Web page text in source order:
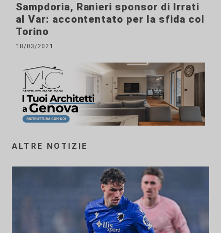
Sampdoria, Ranieri sponsor di Irrati
al Var: accontentato per la sfida col
Torino
18/03/2021
ALTRE NOTIZIE